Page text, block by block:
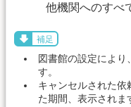
他機関へのすべ
補足
図書館の設定により
す。
キャンセルされた依
た期間、表示されま